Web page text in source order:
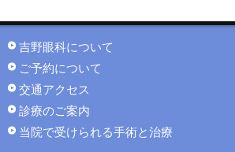
吉野眼科について
ご予約について
交通アクセス
診療のご案内
当院で受けられる手術と治療